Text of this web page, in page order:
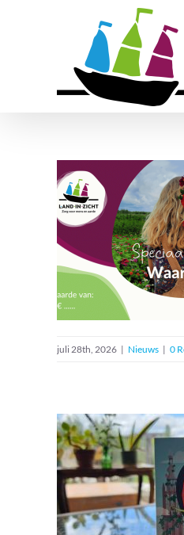
Onze
groen
juli 28th, 2026 | Nieuws | 0
in